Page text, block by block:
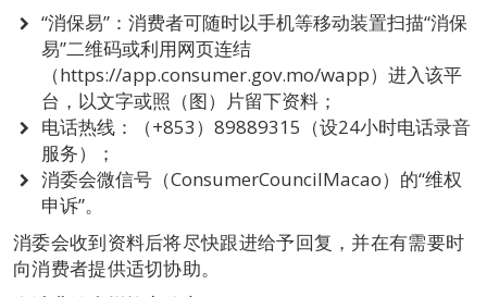
“消保易”：消费者可随时以手机等移动装置扫描“消保
易”二维码或利用网页连结
（https://app.consumer.gov.mo/wapp）进入该平
台，以文字或照（图）片留下资料；
电话热线：（+853）89889315（设24小时电话录音
服务）；
消委会微信号（ConsumerCouncilMacao）的“维权
申诉”。
消委会收到资料后将尽快跟进给予回复，并在有需要时
向消费者提供适切协助。